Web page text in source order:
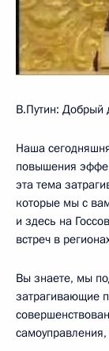
В.Путин: Добрый
Наша
повышения
эта тема
которые мы с
и здесь на
встреч в
Вы знаете, мы
затрагивающие